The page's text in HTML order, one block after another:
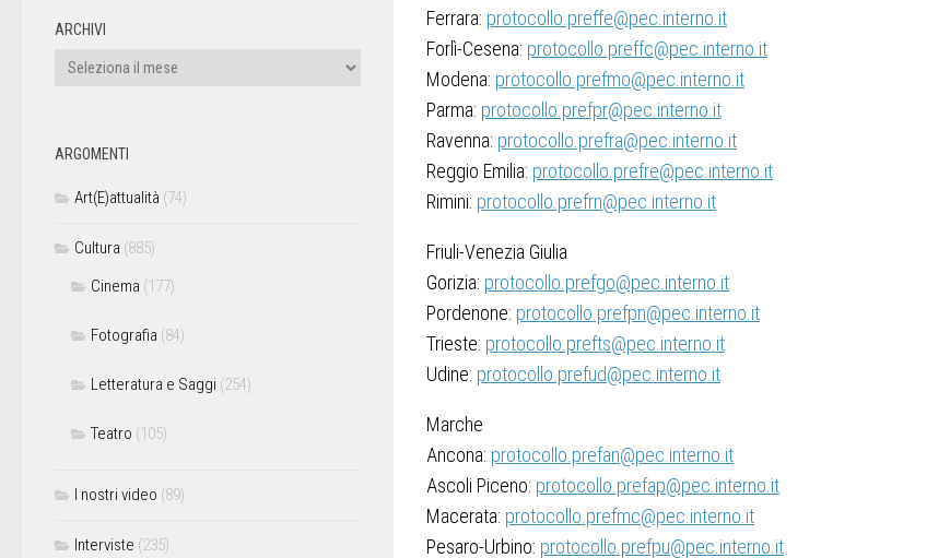
Ferrara: protocollo.preffe@pec.interno.it
Forlì-Cesena: protocollo.preffc@pec.interno.it
Modena: protocollo.prefmo@pec.interno.it
Parma: protocollo.prefpr@pec.interno.it
Ravenna: protocollo.prefra@pec.interno.it
Reggio Emilia: protocollo.prefre@pec.interno.it
Rimini: protocollo.prefrn@pec.interno.it
Friuli-Venezia Giulia
Gorizia: protocollo.prefgo@pec.interno.it
Pordenone: protocollo.prefpn@pec.interno.it
Trieste: protocollo.prefts@pec.interno.it
Udine: protocollo.prefud@pec.interno.it
Marche
Ancona: protocollo.prefan@pec.interno.it
Ascoli Piceno: protocollo.prefap@pec.interno.it
Macerata: protocollo.prefmc@pec.interno.it
Pesaro-Urbino: protocollo.prefpu@pec.interno.it
ARCHIVI
ARGOMENTI
Art(E)attualità (74)
Cultura (885)
Cinema (177)
Fotografia (84)
Letteratura e Saggi (254)
Teatro (105)
I nostri video (89)
Interviste (235)